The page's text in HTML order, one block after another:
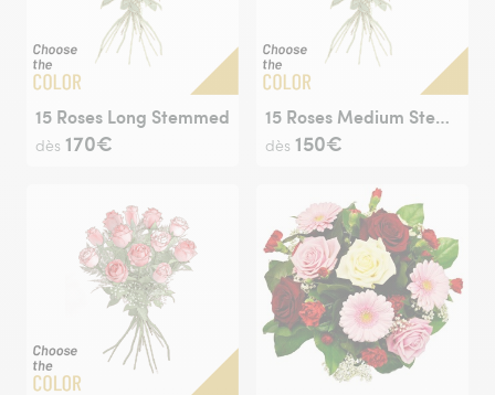
15 Roses Long Stemmed
dès 170€
15 Roses Medium Stemmed
dès 150€